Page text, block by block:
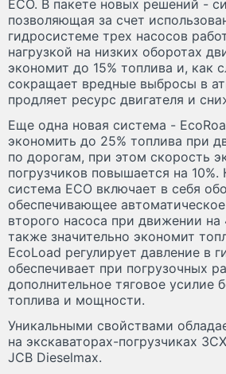
ECO. В пакете новых решений -
позволяющая за счет
гидросистеме трех насосов
нагрузкой на низких оборотах
экономит до 15% топлива и, как
сокращает вредные выбросы в
продляет ресурс двигателя и
Еще одна новая система -
экономить до 25% топлива при
по дорогам, при этом скорость
погрузчиков повышается на 10%.
система ECO включает в себя
обеспечивающее
второго насоса при движении на
также значительно экономит
EcoLoad регулирует давление в
обеспечивает при погрузочных
дополнительное тяговое усилие
топлива и мощности.
Уникальными свойствами
на экскаваторах-погрузчиках
JCB Dieselmax.